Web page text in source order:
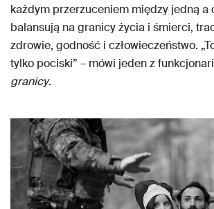
każdym przerzuceniem między jedną a
balansują na granicy życia i śmierci,
zdrowie, godność i człowieczeństwo.
tylko pociski” – mówi jeden z
granicy.